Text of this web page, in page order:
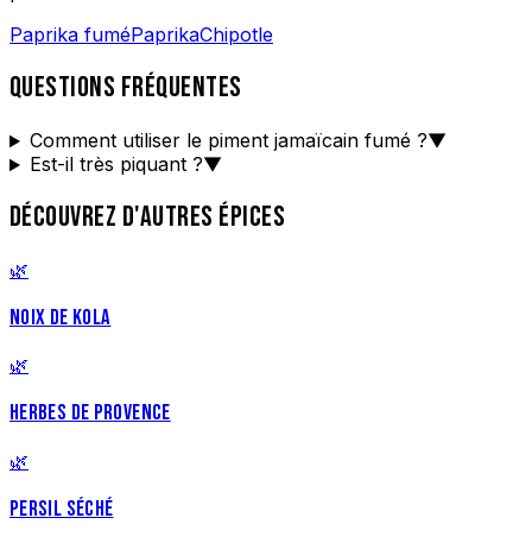
Paprika fuméPaprikaChipotle
QUESTIONS FRÉQUENTES
Comment utiliser le piment jamaïcain fumé ?▼
Est-il très piquant ?▼
DÉCOUVREZ D'AUTRES ÉPICES
🌿
NOIX DE KOLA
🌿
HERBES DE PROVENCE
🌿
PERSIL SÉCHÉ